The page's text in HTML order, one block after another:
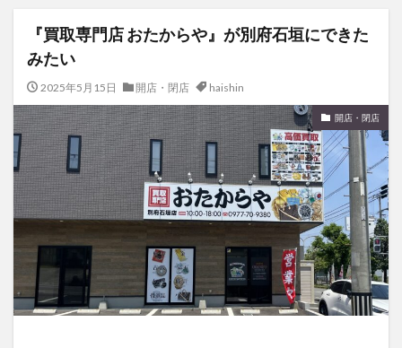
『買取専門店 おたからや』が別府石垣にできた
みたい
2025年5月15日 開店・閉店 haishin
開店・閉店
haishin
haisin haisnin hasihin
hasishin
hishin
OPA
Paypay PR TOKIPO
あじさい
いちご うみたまご
おでかけ
お土産
お弁当 かき氷
からあげ
くじゅう連山
ねとらぼ
ひまわり
ふるさと納税
まつり まとめ
みかん
むし湯
わさだタウン
わったん
アイススケート
アウトドア
アサイーボウル
アフリカンサファリ
アミュプラザおおいた
アレンジレシピ
アートプラザ
イタリア料理